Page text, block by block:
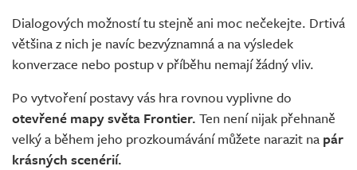
Dialogových možností tu stejně ani moc nečekejte. Drtivá
většina z nich je navíc bezvýznamná a na výsledek
konverzace nebo postup v příběhu nemají žádný vliv.
Po vytvoření postavy vás hra rovnou vyplivne do
otevřené mapy světa Frontier. Ten není nijak přehnaně
velký a během jeho prozkoumávání můžete narazit na pár
krásných scenérií.